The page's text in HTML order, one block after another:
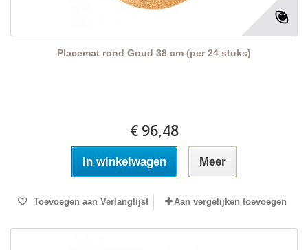
Placemat rond Goud 38 cm (per 24 stuks)
€ 96,48
In winkelwagen Meer
Toevoegen aan Verlanglijst Aan vergelijken toevoegen